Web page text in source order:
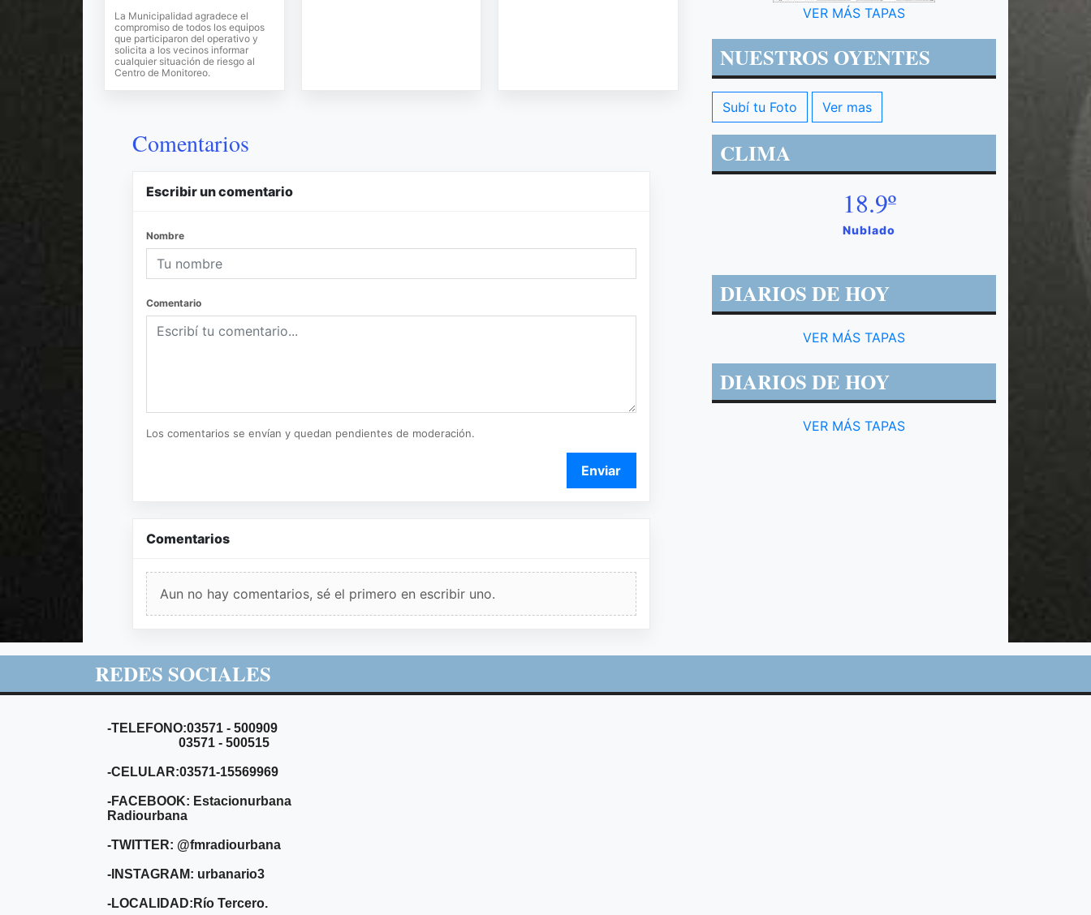
La Municipalidad agradece el
compromiso de todos los equipos
que participaron del operativo y
solicita a los vecinos informar
cualquier situación de riesgo al
Centro de Monitoreo.
Comentarios
Escribir un comentario
Nombre
Comentario
Los comentarios se envían y quedan pendientes de moderación.
Enviar
Comentarios
Aun no hay comentarios, sé el primero en escribir uno.
VER MÁS TAPAS
NUESTROS OYENTES
Subí tu Foto Ver mas
CLIMA
18.9º
Nublado
DIARIOS DE HOY
VER MÁS TAPAS
DIARIOS DE HOY
VER MÁS TAPAS
REDES SOCIALES
-TELEFONO:03571 - 500909
03571 - 500515
-CELULAR:03571-15569969
-FACEBOOK: Estacionurbana
Radiourbana
-TWITTER: @fmradiourbana
-INSTAGRAM: urbanario3
-LOCALIDAD:Río Tercero.